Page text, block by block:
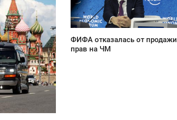
25
ФИФА отказалась от продажи
прав на ЧМ